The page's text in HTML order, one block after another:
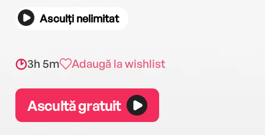
Asculți nelimitat
3h 5m Adaugă la wishlist
Ascultă gratuit